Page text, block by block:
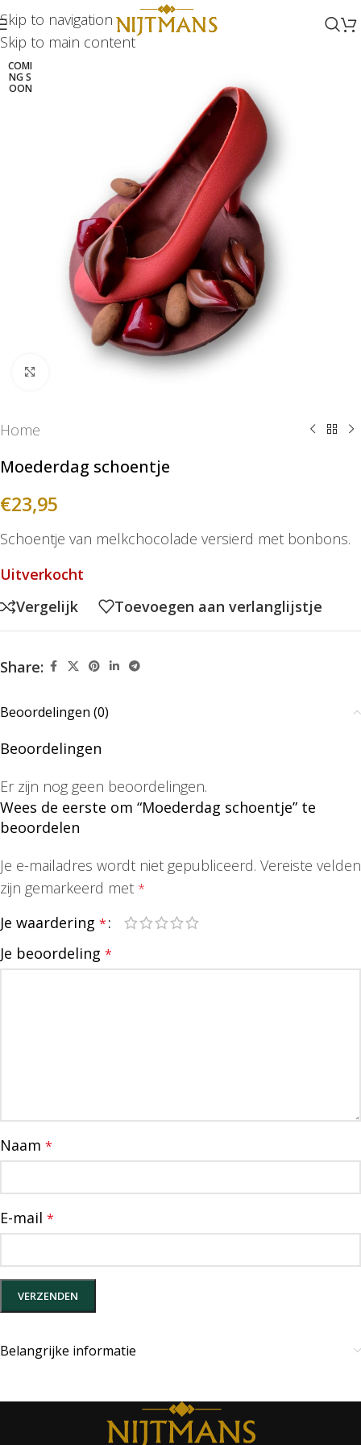
Skip to navigation
Skip to main content
COMI
NG S
OON
Klik om te vergroten
Home
Moederdag schoentje
€23,95
Schoentje van melkchocolade versierd met bonbons.
Uitverkocht
Vergelijk
Toevoegen aan verlanglijstje
Share:
Beoordelingen (0)
Beoordelingen
Er zijn nog geen beoordelingen.
Wees de eerste om “Moederdag schoentje” te
beoordelen
Je e-mailadres wordt niet gepubliceerd. Vereiste velden
zijn gemarkeerd met *
Je waardering *
Je beoordeling *
Naam *
E-mail *
Belangrijke informatie